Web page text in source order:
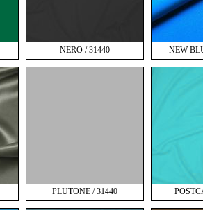
NERO / 31440 NEW
PLUTONE / 31440